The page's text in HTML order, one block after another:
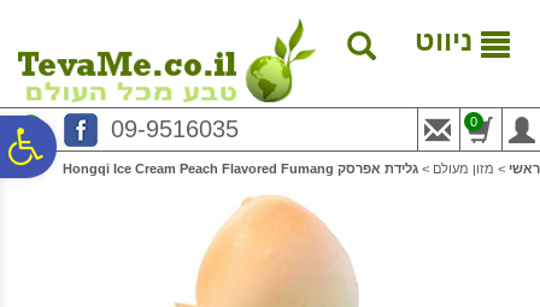
נגישות
המרכזי
ניווט
09-9516035 0
ראשי > מזון מעולם > גלידת אפרסק Hongqi Ice Cream Peach Flavored Fumang